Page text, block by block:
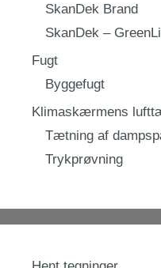
SkanDek Brand
SkanDek –
Fugt
Byggefugt
Klimaskærmens
Tætning af
Trykprøvning